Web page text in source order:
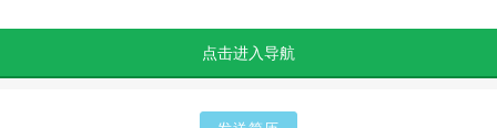
点击进入导航